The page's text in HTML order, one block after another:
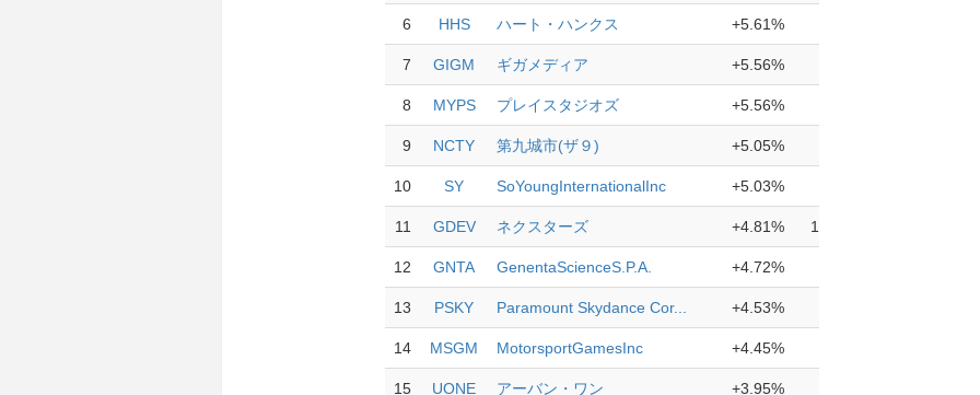
6 HHS ハート・ハンクス +5.61%
7 GIGM ギガメディア +5.56%
8 MYPS プレイスタジオズ +5.56%
9 NCTY 第九城市(ザ９) +5.05%
10 SY SoYoungInternationalInc +5.03%
11 GDEV ネクスターズ +4.81% 13.30
12 GNTA GenentaScienceS.P.A. +4.72%
13 PSKY Paramount Skydance Cor... +4.53%
14 MSGM MotorsportGamesInc +4.45%
15 UONE アーバン・ワン +3.95%